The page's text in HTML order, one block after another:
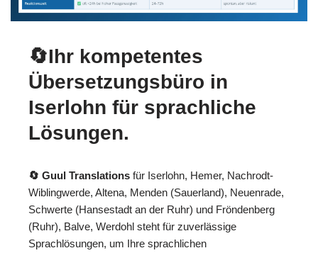
🔄Ihr kompetentes
Übersetzungsbüro in
Iserlohn für sprachliche
Lösungen.
🔄 Guul Translations für Iserlohn, Hemer, Nachrodt-
Wiblingwerde, Altena, Menden (Sauerland), Neuenrade,
Schwerte (Hansestadt an der Ruhr) und Fröndenberg
(Ruhr), Balve, Werdohl steht für zuverlässige
Sprachlösungen, um Ihre sprachlichen